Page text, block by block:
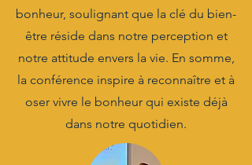
bonheur, soulignant que la clé du bien-
être réside dans notre perception et
notre attitude envers la vie. En somme,
la conférence inspire à reconnaître et à
oser vivre le bonheur qui existe déjà
dans notre quotidien.